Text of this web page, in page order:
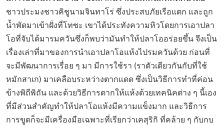
ชาวประมงชาวคิชูนามจินทาโร่ ซึ่งประสบภัยเรือแตก และถูก
น้ำพัดมาเข้าฝั่งที่โทซะ เขาได้ประทังความหิวโดยการเอาปลา
โอที่จับได้มารมควันซึ่งก็พบว่ามันทำให้ปลาโออร่อยขึ้น จึงเป็น
เรื่องเล่าที่มาของการนำเอาปลาโอแห้งไปรมควันด้วย ก่อนที่
จะมีพัฒนาการเรื่อย ๆ มา มีการใช้รา (ราตัวเดียวกันกับที่ใช้
หมักสาเก) มาเคลือบระหว่างตากแดด ซึ่งเป็นวิธีการทำที่ค่อน
ข้างพิถีพิถัน และด้วยวิธีการตากให้แห้งด้วยเทคนิคต่าง ๆ นี้เอง
ที่มีส่วนสำคัญทำให้ปลาโอแห้งมีความแข็งมาก และวิธีการ
การขูดก็จะมีเครื่องมือเฉพาะที่เรียกว่าเคสุริกิ ที่คล้าย ๆ กับกบ